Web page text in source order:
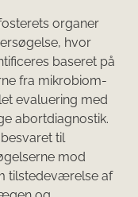
organer
hvor
baseret på
fra mikrobiom-
evaluering med
abortdiagnostik.
til
mod
tilstedeværelse af